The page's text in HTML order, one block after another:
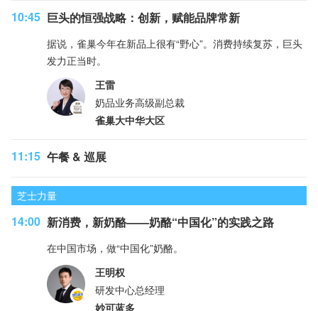
10:45 巨头的恒强战略：创新，赋能品牌常新
据说，雀巢今年在新品上很有“野心”。消费持续复苏，巨头
发力正当时。
王雷
奶品业务高级副总裁
雀巢大中华大区
11:15 午餐 & 巡展
芝士力量
14:00 新消费，新奶酪——奶酪“中国化”的实践之路
在中国市场，做“中国化”奶酪。
王明权
研发中心总经理
妙可蓝多